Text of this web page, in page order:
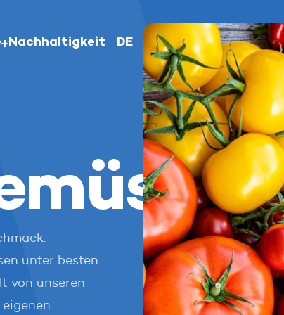
Nachhaltigkeit DE
Nederlands
English
Deutsch
unter besten
von unseren